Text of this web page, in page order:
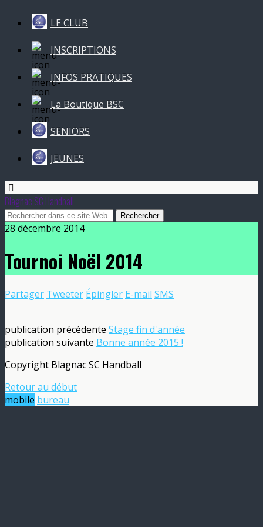
LE CLUB
INSCRIPTIONS
INFOS PRATIQUES
La Boutique BSC
SENIORS
JEUNES
Blagnac SC Handball
28 décembre 2014
Tournoi Noël 2014
Partager Tweeter Épingler E-mail SMS
publication précédente Stage fin d'année
publication suivante Bonne année 2015 !
Copyright Blagnac SC Handball
Retour au début
mobile bureau